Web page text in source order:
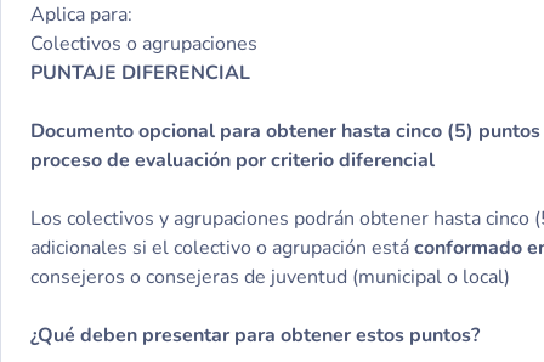
Aplica para:
Colectivos o agrupaciones
PUNTAJE DIFERENCIAL
Documento opcional para obtener hasta cinco (5)
proceso de evaluación por criterio diferencial
Los colectivos y agrupaciones podrán obtener hasta cinco
adicionales si el colectivo o agrupación estáconformado
consejeros o consejeras de juventud (municipal o local)
¿Qué deben presentar para obtener estos puntos?